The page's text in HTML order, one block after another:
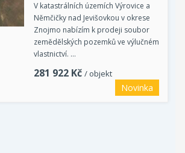
V katastrálních územích Výrovice a
Němčičky nad Jevišovkou v okrese
Znojmo nabízím k prodeji soubor
zemědělských pozemků ve výlučném
vlastnictví. …
281 922 Kč / objekt
Novinka